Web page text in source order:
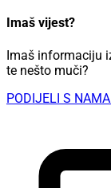
Imaš vijest?
Imaš informaciju
te nešto muči?
PODIJELI S